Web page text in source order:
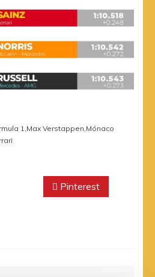
1,Max Verstappen,Mónaco
Pinterest